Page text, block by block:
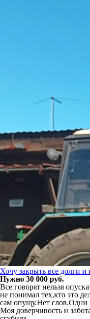
Хочу закрыть все долги и
Нужно 30 000 руб.
Все говорят нельзя
не понимал тех,кто это
сам опущу.Нет слов.Одни
Моя доверчивость и